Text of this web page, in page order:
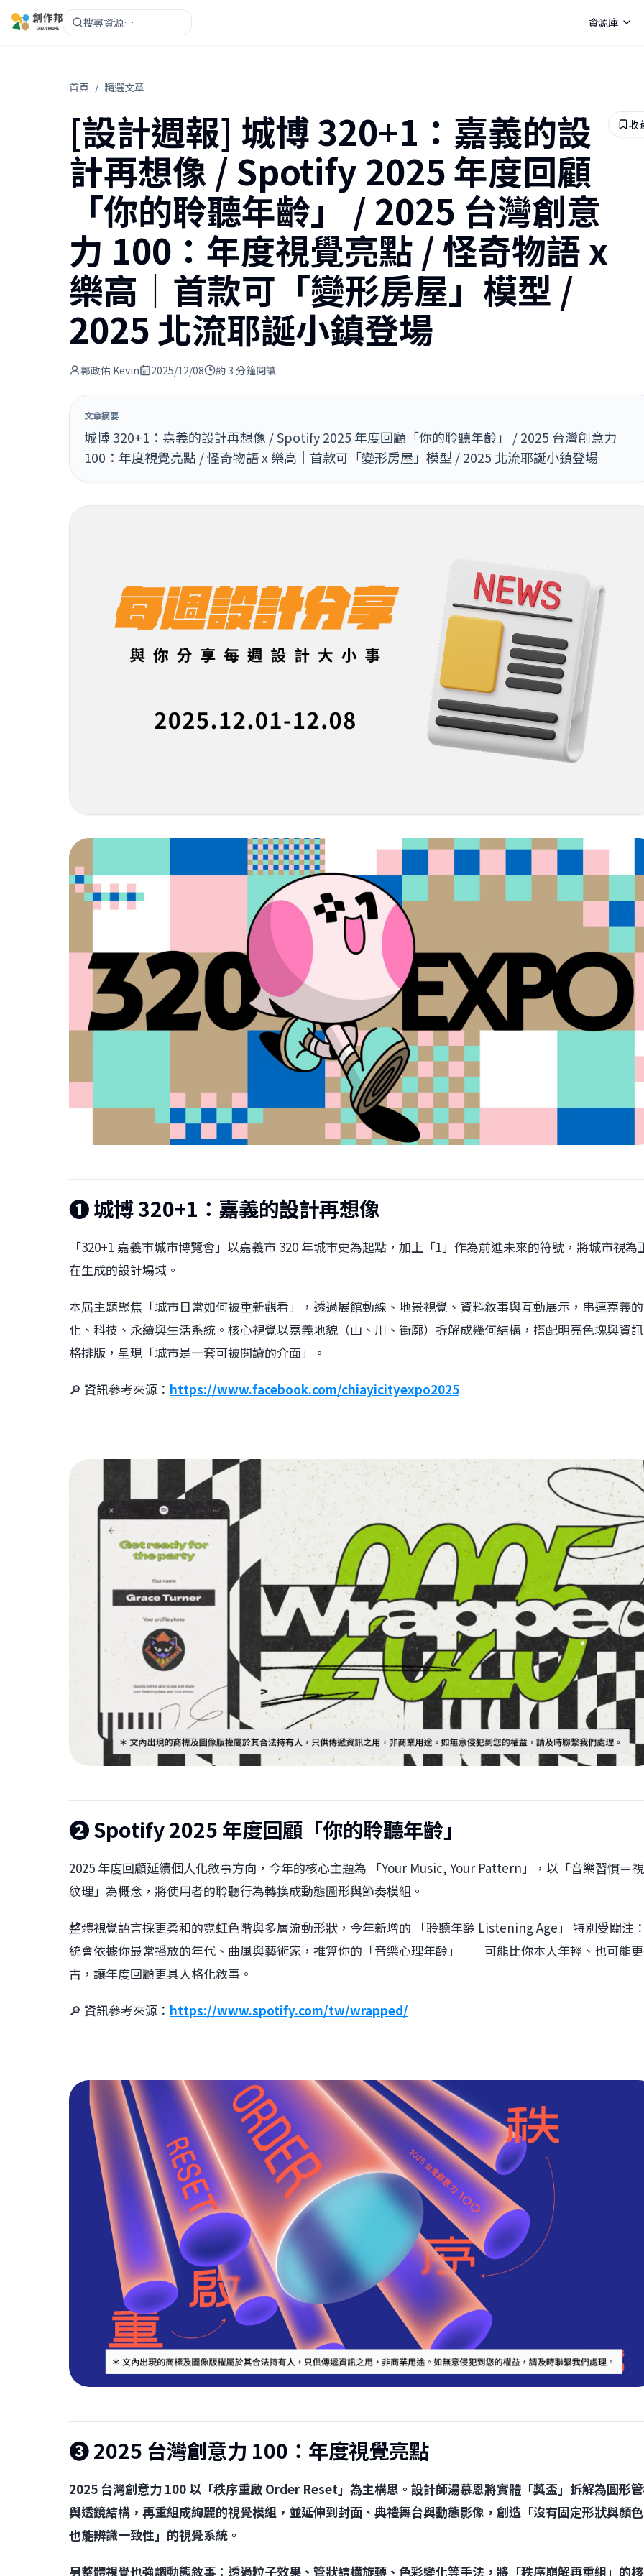
搜尋資源… 資源庫
首頁 / 精選文章
[設計週報] 城博 320+1：嘉義的設
計再想像 / Spotify 2025 年度回顧
「你的聆聽年齡」 / 2025 台灣創意
力 100：年度視覺亮點 / 怪奇物語 x
樂高｜首款可「變形房屋」模型 /
2025 北流耶誕小鎮登場
收
郭政佑 Kevin 2025/12/08 約 3 分鐘閱讀
文章摘要
城博 320+1：嘉義的設計再想像 / Spotify 2025 年度回顧「你的聆聽年齡」 / 2025 台灣創意力
100：年度視覺亮點 / 怪奇物語 x 樂高｜首款可「變形房屋」模型 / 2025 北流耶誕小鎮登場
❶ 城博 320+1：嘉義的設計再想像
「320+1 嘉義市城市博覽會」以嘉義市 320 年城市史為起點，加上「1」作為前進未來的符號，將城市視為
在生成的設計場域。
本屆主題聚焦「城市日常如何被重新觀看」，透過展館動線、地景視覺、資料敘事與互動展示，串連嘉義
化、科技、永續與生活系統。核心視覺以嘉義地貌（山、川、街廓）拆解成幾何結構，搭配明亮色塊與資
格排版，呈現「城市是一套可被閱讀的介面」。
🔎 資訊參考來源： https://www.facebook.com/chiayicityexpo2025
❷ Spotify 2025 年度回顧「你的聆聽年齡」
2025 年度回顧延續個人化敘事方向，今年的核心主題為 「Your Music, Your Pattern」，以「音樂習慣＝
紋理」為概念，將使用者的聆聽行為轉換成動態圖形與節奏模組。
整體視覺語言採更柔和的霓虹色階與多層流動形狀，今年新增的 「聆聽年齡 Listening Age」 特別受關注
統會依據你最常播放的年代、曲風與藝術家，推算你的「音樂心理年齡」——可能比你本人年輕、也可能
古，讓年度回顧更具人格化敘事。
🔎 資訊參考來源： https://www.spotify.com/tw/wrapped/
❸ 2025 台灣創意力 100：年度視覺亮點
2025 台灣創意力 100 以「秩序重啟 Order Reset」為主構思。設計師湯慕恩將實體「獎盃」拆解為圓形
與透鏡結構，再重組成絢麗的視覺模組，並延伸到封面、典禮舞台與動態影像，創造「沒有固定形狀與顏
也能辨識一致性」的視覺系統。
另整體視覺也強調動態敘事：透過粒子效果、管狀結構旋轉、色彩變化等手法，將「秩序崩解再重組」的